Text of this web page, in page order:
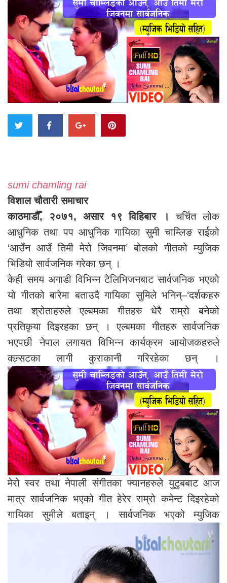
sumi chamling rai
विशाल चौतारी समाचार
काठमाडौँ, २०७१, असार १९ विहिबार ।
चर्चित लोक
आधुनिक तथा पप आधुनिक गायिका सुमी चाम्लिङ राईको
‘आउँन आउँ तिमी मेरो जिवनमा’ बोलको गीतको म्युजिक
भिडियो सार्वजनिक गरेका छन् ।
केही समय अगाडी विभिन्न टेलिभिजनबाट सार्वजनिक भएको
यो गीतको बारेमा बताउदै गायिका सुमिले भनिन्–‘दर्शकहरु
तथा श्रोताहरुले एल्बमका गीतहरु धेरै राम्रो बनेको
प्रतिकृया दिइरहका छन् । एल्बमका गीतहरु सार्वजनिक
भएपछी नेपाल लगायत विभिन्न कार्यक्रम आयोजकहरुले
कन्र्सटका लागी कुराकानी गरिरहेका छन् ।
मेरो स्वर तथा नेपाली संगीतका फ्यानहरुले युटुबबाट आज
मात्र सार्वजनिक भएको गीत हेरेर राम्रो कमेन्ट दिइरहेको
गायिका सुमीले बताइन् ।सार्वजनिक भएको म्युजिक